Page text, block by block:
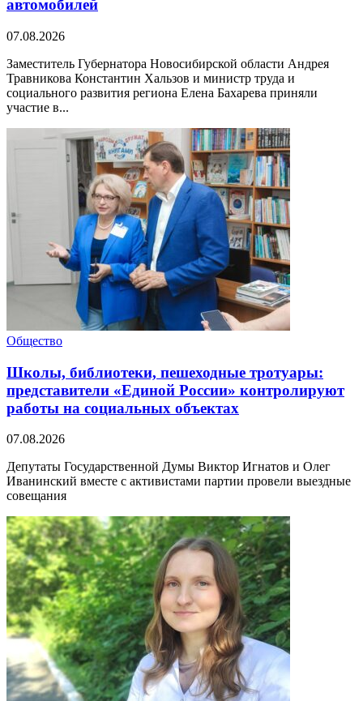
автомобилей
07.08.2026
Заместитель Губернатора Новосибирской области Андрея
Травникова Константин Хальзов и министр труда и
социального развития региона Елена Бахарева приняли
участие в...
Общество
Школы, библиотеки, пешеходные тротуары:
представители «Единой России» контролируют
работы на социальных объектах
07.08.2026
Депутаты Государственной Думы Виктор Игнатов и Олег
Иванинский вместе с активистами партии провели выездные
совещания